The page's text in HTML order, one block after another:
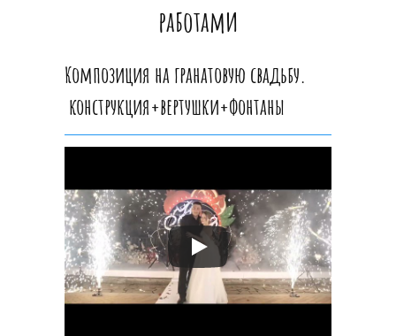
работами
Композиция на гранатовую свадьбу.
конструкция+вертушки+фонтаны